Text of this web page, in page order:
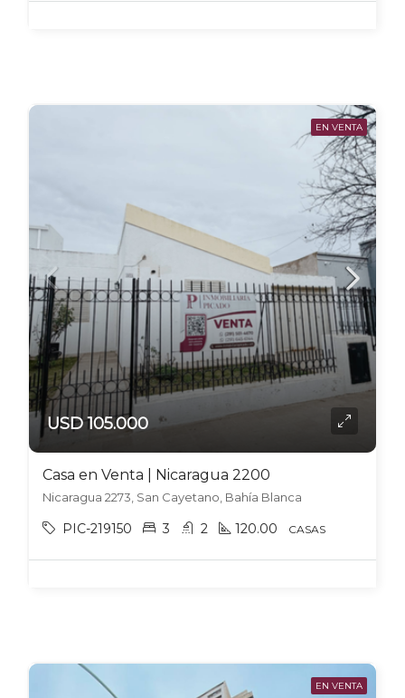
EN VENTA
USD 105.000
Casa en Venta | Nicaragua 2200
Nicaragua 2273, San Cayetano, Bahía Blanca
PIC-219150 3 2 120.00 CASAS
EN VENTA